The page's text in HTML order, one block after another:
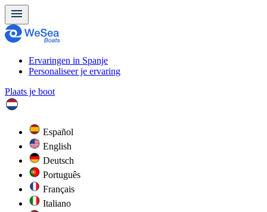
Ervaringen in Spanje
Personaliseer je ervaring
Plaats je boot
Español
English
Deutsch
Português
Français
Italiano